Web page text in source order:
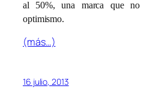
al 50%, una marca que no
optimismo.
(más…)
16 julio, 2013